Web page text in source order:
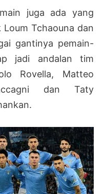
juga ada yang
Tchaouna dan
gantinya pemain-
jadi andalan tim
Rovella, Matteo
dan Taty